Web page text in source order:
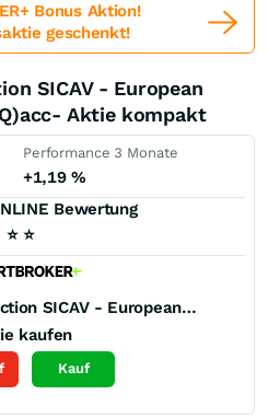
Bonus Aktion!
geschenkt!
SICAV - European
Aktie kompakt
Performance 3 Monate
+1,19%
Bewertung
⭐ ⭐
UBS (Lux) Key Selection SICAV - European Financial Debt (EUR) (Q)acc-
kaufen
Kauf